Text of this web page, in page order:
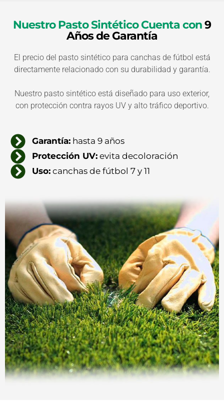
Nuestro Pasto Sintético Cuenta con9
Años de Garantía
El precio del pasto sintético para canchas de fútbol está
directamente relacionado con su durabilidad y garantía.
Nuestro pasto sintético está diseñado para uso exterior,
con protección contra rayos UV y alto tráfico deportivo.
Garantía:hasta 9 años
Protección UV:evita decoloración
Uso:canchas de fútbol 7 y 11